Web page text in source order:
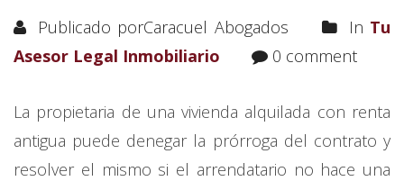
Publicado porCaracuel Abogados In Tu
Asesor Legal Inmobiliario
0 comment
La propietaria de una vivienda alquilada con renta
antigua puede denegar la prórroga del contrato y
resolver el mismo si el arrendatario no hace una